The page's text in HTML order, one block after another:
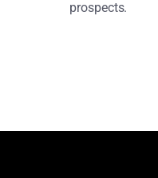
prospects.